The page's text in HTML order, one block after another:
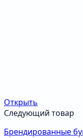
Открыть
Следующий товар
Брендированные